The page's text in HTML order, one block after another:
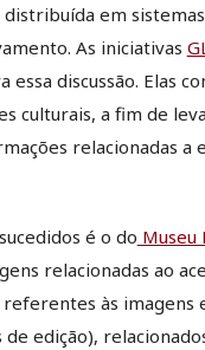
distribuída em
As iniciativas
discussão. Elas
culturais, a fim de
relacionadas
é o do Museu
relacionadas ao
às
edição),